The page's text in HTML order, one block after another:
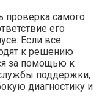
самого
его
Если все
к решению
за помощью к
поддержки,
диагностику и